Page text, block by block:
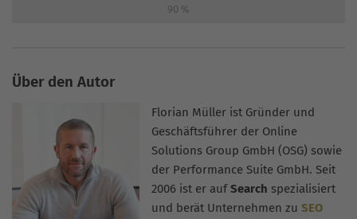
90 %
Über den Autor
Florian Müller ist Gründer und
Geschäftsführer der Online
Solutions Group GmbH (OSG) sowie
der Performance Suite GmbH. Seit
2006 ist er aufSearch spezialisiert
und berät Unternehmen zu SEO